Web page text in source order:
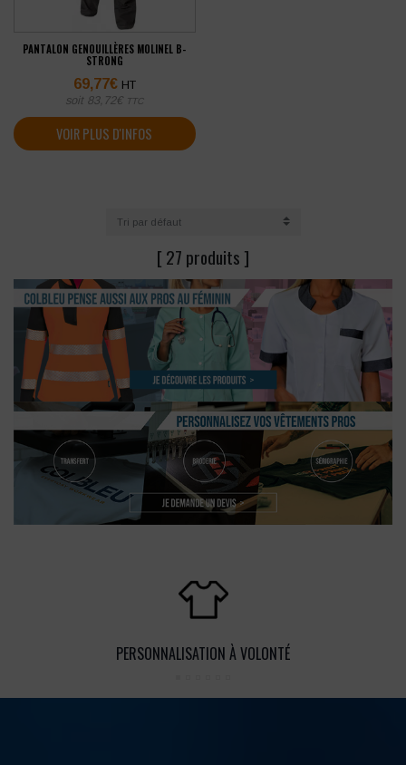
PANTALON GENOUILLÈRES MOLINEL B-
STRONG
69,77€ HT
soit 83,72€ TTC
VOIR PLUS D'INFOS
[ 27 produits ]
PERSONNALISATION À VOLONTÉ